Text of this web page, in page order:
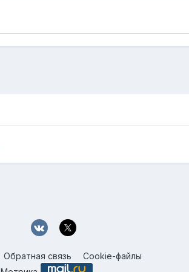
Обратная связь Cookie-файлы